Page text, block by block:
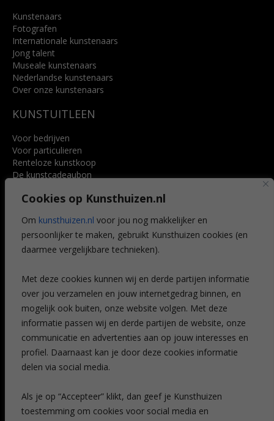
Cookies op Kunsthuizen.nl
Om kunsthuizen.nl voor jou nog makkelijker en
persoonlijker te maken, gebruikt Kunsthuizen cookies (en
daarmee vergelijkbare technieken).
Met deze cookies kunnen wij en derde partijen informatie
over jou verzamelen en jouw internetgedrag binnen, en
mogelijk ook buiten, onze website volgen. Met deze
informatie passen wij en derde partijen de website, onze
communicatie en advertenties aan op jouw interesses en
profiel. Daarnaast kan je door deze cookies informatie
delen via social media.
Als je op “Accepteer” klikt, dan geef je Kunsthuizen
toestemming om cookies voor social media en
Kunstenaars
Fotografen
Internationale kunstenaars
Jong talent
Museale kunstenaars
Nederlandse kunstenaars
Over onze kunstenaars
KUNSTUITLEEN
Voor bedrijven
Voor particulieren
Renteloze kunstkoop
De kunstcadeaubon
Voordelen
Veelgestelde vragen
CONTACT
Leiden
Amsterdam
Breda
Favorieten
Mijn art alert
NIEUWSBRIEF